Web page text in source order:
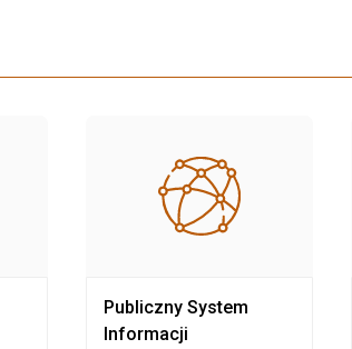
Publiczny System
Informacji